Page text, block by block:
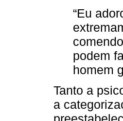
“Eu
podem
homem
Tanto a
a